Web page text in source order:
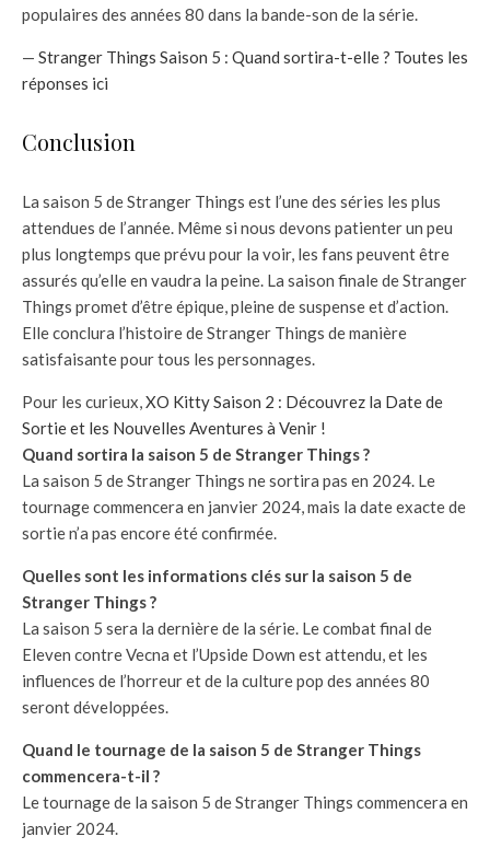
populaires des années 80 dans la bande-son de la série.
— Stranger Things Saison 5 : Quand sortira-t-elle ? Toutes les
réponses ici
Conclusion
La saison 5 de Stranger Things est l’une des séries les plus
attendues de l’année. Même si nous devons patienter un peu
plus longtemps que prévu pour la voir, les fans peuvent être
assurés qu’elle en vaudra la peine. La saison finale de Stranger
Things promet d’être épique, pleine de suspense et d’action.
Elle conclura l’histoire de Stranger Things de manière
satisfaisante pour tous les personnages.
Pour les curieux,XO Kitty Saison 2 : Découvrez la Date de
Sortie et les Nouvelles Aventures à Venir !
Quand sortira la saison 5 de Stranger Things ?
La saison 5 de Stranger Things ne sortira pas en 2024. Le
tournage commencera en janvier 2024, mais la date exacte de
sortie n’a pas encore été confirmée.
Quelles sont les informations clés sur la saison 5 de
Stranger Things ?
La saison 5 sera la dernière de la série. Le combat final de
Eleven contre Vecna et l’Upside Down est attendu, et les
influences de l’horreur et de la culture pop des années 80
seront développées.
Quand le tournage de la saison 5 de Stranger Things
commencera-t-il ?
Le tournage de la saison 5 de Stranger Things commencera en
janvier 2024.